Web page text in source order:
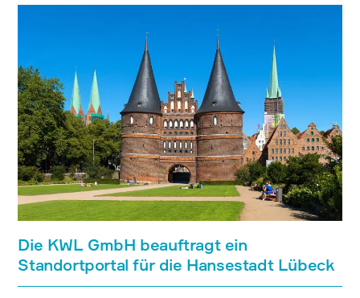
Die KWL GmbH beauftragt ein
Standortportal für die Hansestadt Lübeck